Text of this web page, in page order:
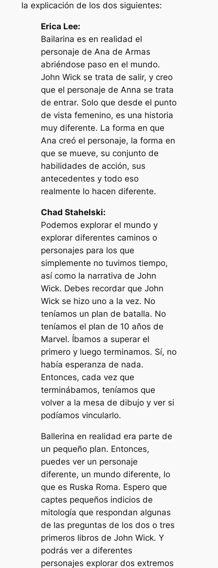
la explicación de los dos siguientes:
Erica Lee:
Bailarina es en realidad el
personaje de Ana de Armas
abriéndose paso en el mundo.
John Wick se trata de salir, y creo
que el personaje de Anna se trata
de entrar. Solo que desde el punto
de vista femenino, es una historia
muy diferente. La forma en que
Ana creó el personaje, la forma en
que se mueve, su conjunto de
habilidades de acción, sus
antecedentes y todo eso
realmente lo hacen diferente.
Chad Stahelski:
Podemos explorar el mundo y
explorar diferentes caminos o
personajes para los que
simplemente no tuvimos tiempo,
así como la narrativa de John
Wick. Debes recordar que John
Wick se hizo uno a la vez. No
teníamos un plan de batalla. No
teníamos el plan de 10 años de
Marvel. Íbamos a superar el
primero y luego terminamos. Sí, no
había esperanza de nada.
Entonces, cada vez que
terminábamos, teníamos que
volver a la mesa de dibujo y ver si
podíamos vincularlo.
Ballerina en realidad era parte de
un pequeño plan. Entonces,
puedes ver un personaje
diferente, un mundo diferente, lo
que es Ruska Roma. Espero que
captes pequeños indicios de
mitología que respondan algunas
de las preguntas de los dos o tres
primeros libros de John Wick. Y
podrás ver a diferentes
personajes explorar dos extremos